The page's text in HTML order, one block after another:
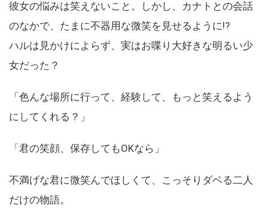
彼女の悩みは笑えないこと。しかし、カナトとの会話
のなかで、たまに不器用な微笑を見せるように!?
ハルは見かけによらず、実はお喋り大好きな明るい少
女だった？
「色んな場所に行って、経験して、もっと笑えるよう
にしてくれる？」
「君の笑顔、保存してもOKなら」
不満げな君に微笑んでほしくて、こっそりダベる二人
だけの物語。